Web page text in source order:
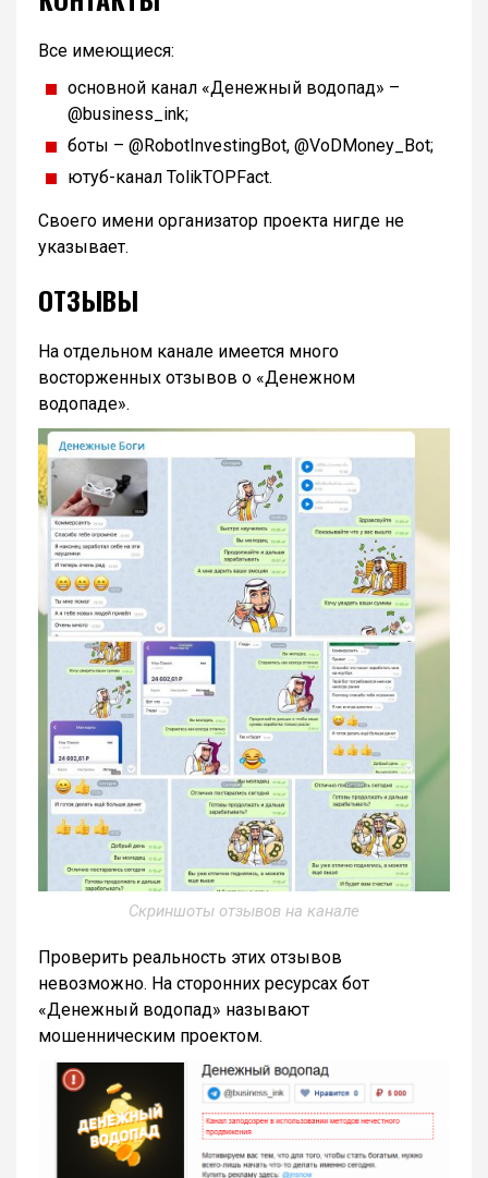
Все имеющиеся:
основной канал «Денежный водопад» –
@business_ink;
боты – @RobotInvestingBot, @VoDMoney_Bot;
ютуб-канал TolikTOPFact.
Своего имени организатор проекта нигде не
указывает.
ОТЗЫВЫ
На отдельном канале имеется много
восторженных отзывов о «Денежном
водопаде».
Скриншоты отзывов на канале
Проверить реальность этих отзывов
невозможно. На сторонних ресурсах бот
«Денежный водопад» называют
мошенническим проектом.